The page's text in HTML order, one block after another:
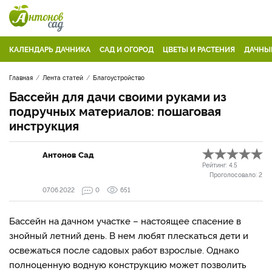
КАЛЕНДАРЬ ДАЧНИКА САД И ОГОРОД ЦВЕТЫ И РАСТЕНИЯ
Главная Лента статей Благоустройство
Бассейн для дачи своими руками из
подручных материалов: пошаговая
инструкция
Антонов Сад
Рейтинг: 4.5
Проголосовало: 2
07.06.2022
0 651
Бассейн на дачном участке – настоящее спасение в
знойный летний день. В нем любят плескаться дети и
освежаться после садовых работ взрослые. Однако
полноценную водную конструкцию может позволить